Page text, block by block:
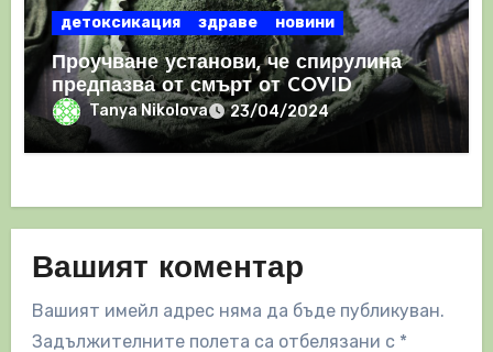
детоксикация здраве новини
Проучване установи, че спирулина
предпазва от смърт от COVID
Tanya Nikolova 23/04/2024
Вашият коментар
Вашият имейл адрес няма да бъде публикуван.
Задължителните полета са отбелязани с *